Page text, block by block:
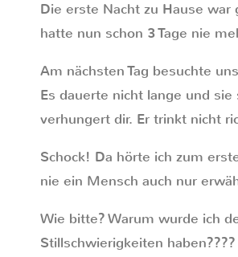
Die erste Nacht zu Hause
hatte nun schon 3 Tage nie
Am nächsten Tag besuchte
Es dauerte nicht lange und
verhungert dir. Er trinkt nicht
Schock! Da hörte ich zum
nie ein Mensch auch nur
Wie bitte? Warum wurde ich
Stillschwierigkeiten haben????